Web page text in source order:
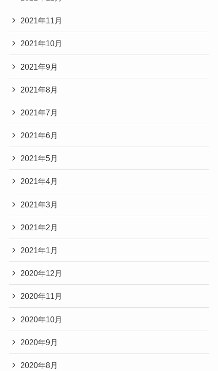
2021年11月
2021年10月
2021年9月
2021年8月
2021年7月
2021年6月
2021年5月
2021年4月
2021年3月
2021年2月
2021年1月
2020年12月
2020年11月
2020年10月
2020年9月
2020年8月